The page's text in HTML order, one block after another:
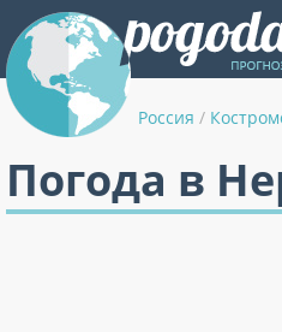
Россия /
Погода в